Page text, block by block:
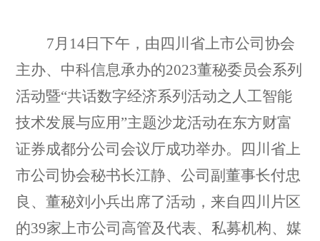
7月14日下午，由 四川省上市公司协会
主办、 中科信息承办的2023董秘委员会系列
活动暨“共话数字经济系列活动之人工智能
技术发展与应用”主题沙龙活动在东方财富
证券成都分公司会议厅成功举办。四川省上
市公司协会秘书长江静、公司副董事长付忠
良、董秘刘小兵出席了活动，来自四川片区
的39家上市公司高管及代表、私募机构、媒